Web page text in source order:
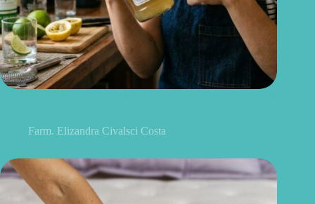
Farm. Elizandra Civalsci Costa